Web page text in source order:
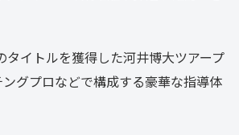
タイトルを獲得した河井博大ツアープ
グプロなどで構成する豪華な指導体